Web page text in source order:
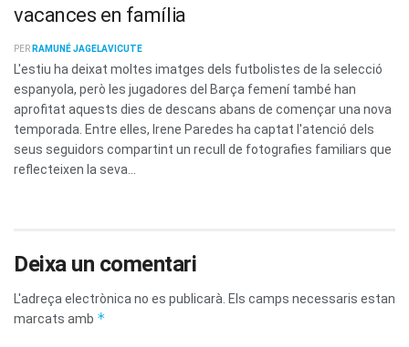
vacances en família
PER RAMUNÉ JAGELAVICUTE
L'estiu ha deixat moltes imatges dels futbolistes de la selecció
espanyola, però les jugadores del Barça femení també han
aprofitat aquests dies de descans abans de començar una nova
temporada. Entre elles, Irene Paredes ha captat l'atenció dels
seus seguidors compartint un recull de fotografies familiars que
reflecteixen la seva...
Deixa un comentari
L'adreça electrònica no es publicarà. Els camps necessaris estan
marcats amb *